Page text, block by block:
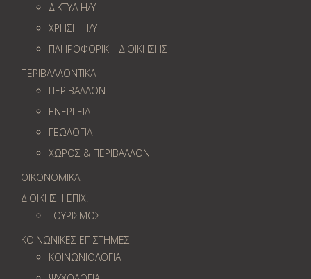
ΔΙΚΤΥΑ Η/Υ
ΧΡΗΣΗ Η/Υ
ΠΛΗΡΟΦΟΡΙΚΗ ΔΙΟΙΚΗΣΗΣ
ΠΕΡΙΒΑΛΛΟΝΤΙΚΑ
ΠΕΡΙΒΑΛΛΟΝ
ΕΝΕΡΓΕΙΑ
ΓΕΩΛOΓΙΑ
ΧΩΡΟΣ & ΠΕΡΙΒΑΛΛΟΝ
ΟΙΚΟΝΟΜΙΚΑ
ΔΙΟΙΚΗΣΗ ΕΠΙΧ.
ΤΟΥΡΙΣΜΟΣ
ΚΟΙΝΩΝΙΚΕΣ ΕΠΙΣΤΗΜΕΣ
ΚΟΙΝΩΝΙΟΛΟΓΙΑ